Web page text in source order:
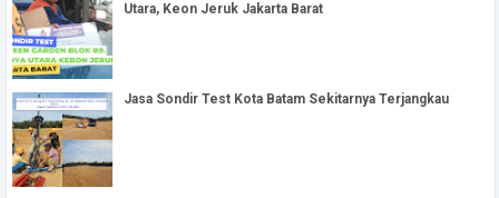
Utara, Keon Jeruk Jakarta Barat
Jasa Sondir Test Kota Batam Sekitarnya Terjangkau